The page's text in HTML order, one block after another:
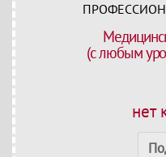
(с любым
нет